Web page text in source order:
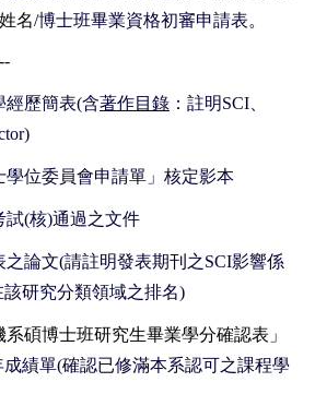
名/博士班畢業資格初審申請表。
經歷簡表(含著作目錄 ：註明SCI
)
學位委員會申請單」核定影本
試(核)通過之文件
之論文(請註明發表期刊之SCI影響係
研究分類領域之排名)
系碩博士班研究生畢業學分確認表」
成績單(確認已修滿本系認可之課程學